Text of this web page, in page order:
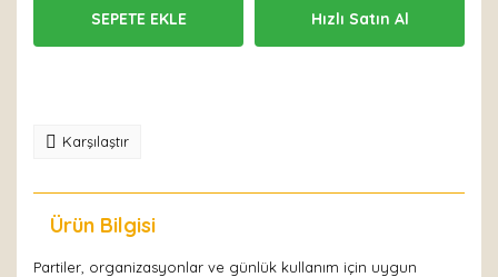
SEPETE EKLE Hızlı Satın Al
Karşılaştır
Ürün Bilgisi
Partiler, organizasyonlar ve günlük kullanım için uygun